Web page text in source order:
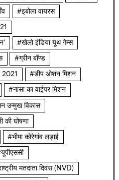
#इबोला वायरस
#खेलो इंडिया यूथ गेम्स
#ग्रीन बॉण्ड
#डीप ओशन मिशन
#नासा का वाईपर मिशन
उन्मुख विकास
की घोषणा
#भीमा कोरेगांव लड़ाई
मतदाता दिवस (NVD)